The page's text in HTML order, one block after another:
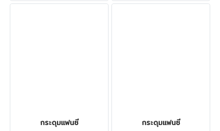
กระดุมแฟนซี
กระดุมแฟนซี